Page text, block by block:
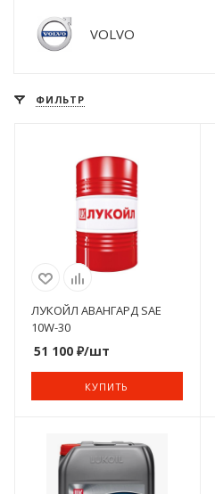
VOLVO
ФИЛЬТР
ЛУКОЙЛ АВАНГАРД SAE
10W-30
51 100 ₽/шт
КУПИТЬ